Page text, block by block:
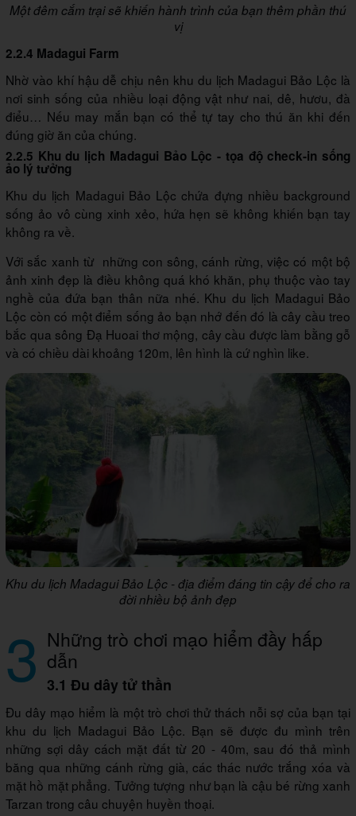
Một đêm cắm trại sẽ khiến hành trình của bạn thêm phần thú
vị
2.2.4 Madagui Farm
Nhờ vào khí hậu dễ chịu nên khu du lịch Madagui Bảo Lộc là
nơi sinh sống của nhiều loại động vật như nai, dê, hươu, đà
điểu… Nếu may mắn bạn có thể tự tay cho thú ăn khi đến
đúng giờ ăn của chúng.
2.2.5 Khu du lịch Madagui Bảo Lộc - tọa độ check-in sống
ảo lý tưởng
Khu du lịch Madagui Bảo Lộc chứa đựng nhiều background
sống ảo vô cùng xinh xẻo, hứa hẹn sẽ không khiến bạn tay
không ra về.
Với sắc xanh từ những con sông, cánh rừng, việc có một bộ
ảnh xinh đẹp là điều không quá khó khăn, phụ thuộc vào tay
nghề của đứa bạn thân nữa nhé. Khu du lịch Madagui Bảo
Lộc còn có một điểm sống ảo bạn nhớ đến đó là cây cầu treo
bắc qua sông Đạ Huoai thơ mộng, cây cầu được làm bằng gỗ
và có chiều dài khoảng 120m, lên hình là cứ nghìn like.
Khu du lịch Madagui Bảo Lộc - địa điểm đáng tin cậy để cho ra
đời nhiều bộ ảnh đẹp
3 Những trò chơi mạo hiểm đầy hấp
dẫn
3.1 Đu dây tử thần
Đu dây mạo hiểm là một trò chơi thử thách nỗi sợ của bạn tại
khu du lịch Madagui Bảo Lộc. Bạn sẽ được đu mình trên
những sợi dây cách mặt đất từ 20 - 40m, sau đó thả mình
băng qua những cánh rừng già, các thác nước trắng xóa và
mặt hồ mặt phẳng. Tưởng tượng như bạn là cậu bé rừng xanh
Tarzan trong câu chuyện huyền thoại.